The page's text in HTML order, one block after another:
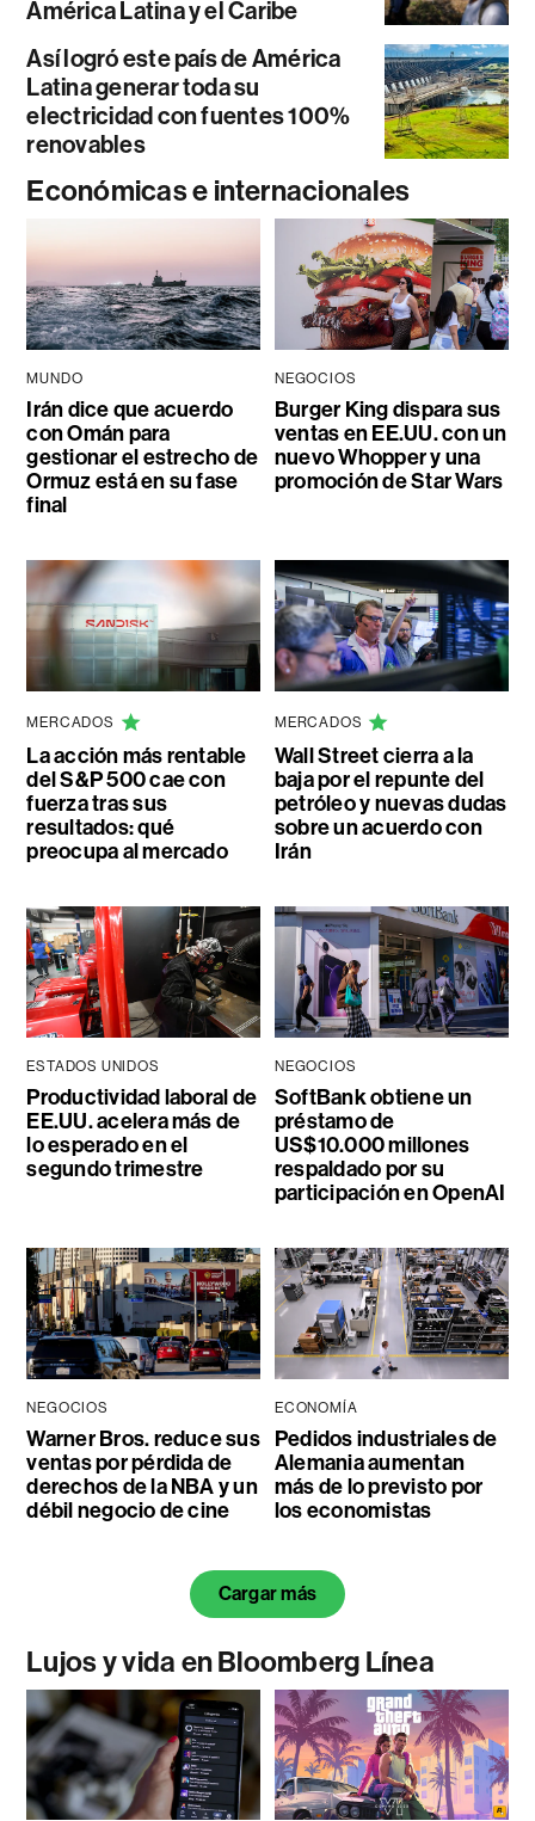
América Latina y el Caribe
Así logró este país de América
Latina generar toda su
electricidad con fuentes 100%
renovables
Económicas e internacionales
MUNDO
Irán dice que acuerdo
con Omán para
gestionar el estrecho de
Ormuz está en su fase
final
NEGOCIOS
Burger King dispara sus
ventas en EE.UU. con un
nuevo Whopper y una
promoción de Star Wars
MERCADOS
La acción más rentable
del S&P 500 cae con
fuerza tras sus
resultados: qué
preocupa al mercado
MERCADOS
Wall Street cierra a la
baja por el repunte del
petróleo y nuevas dudas
sobre un acuerdo con
Irán
ESTADOS UNIDOS
Productividad laboral de
EE.UU. acelera más de
lo esperado en el
segundo trimestre
NEGOCIOS
SoftBank obtiene un
préstamo de
US$10.000 millones
respaldado por su
participación en OpenAI
NEGOCIOS
Warner Bros. reduce sus
ventas por pérdida de
derechos de la NBA y un
débil negocio de cine
ECONOMÍA
Pedidos industriales de
Alemania aumentan
más de lo previsto por
los economistas
Cargar más
Lujos y vida en Bloomberg Línea